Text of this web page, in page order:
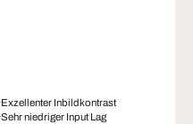
Exzellenter Inbildkontrast
Sehr niedriger Input Lag